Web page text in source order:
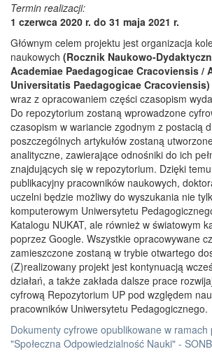
Termin realizacji:
1 czerwca 2020 r. do 31 maja 2021 r.
Głównym celem projektu jest organizacja
naukowych (Rocznik Naukowo-
Academiae Paedagogicae Cracoviensis /
Universitatis Paedagogicae Cracoviensis)
wraz z opracowaniem części czasopism
Do repozytorium zostaną wprowadzone
czasopism w wariancie zgodnym z postacią
poszczególnych artykułów zostaną
analityczne, zawierające odnośniki do ich
znajdujących się w repozytorium. Dzięki
publikacyjny pracowników naukowych,
uczelni będzie możliwy do wyszukania nie
komputerowym Uniwersytetu
Katalogu NUKAT, ale również w światowym
poprzez Google. Wszystkie opracowywane
zamieszczone zostaną w trybie otwartego
(Z)realizowany projekt jest kontynuacją
działań, a także zakłada dalsze prace
cyfrową Repozytorium UP pod względem
pracowników Uniwersytetu Pedagogicznego.
Dokumenty cyfrowe opublikowane w ramach
"Społeczna Odpowiedzialność Nauki" -